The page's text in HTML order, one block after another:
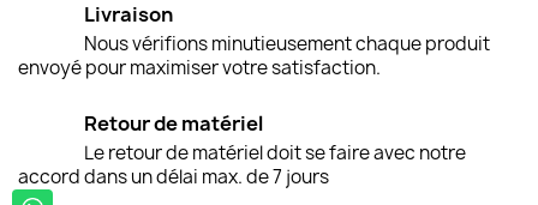
Livraison
Nous vérifions minutieusement chaque produit
envoyé pour maximiser votre satisfaction.
Retour de matériel
Le retour de matériel doit se faire avec notre
accord dans un délai max. de 7 jours